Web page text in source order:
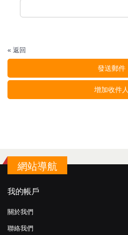
« 返回
發送郵件
增加收件人
網站導航
我的帳戶
關於我們
聯絡我們